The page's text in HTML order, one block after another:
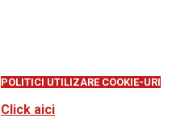
POLITICI UTILIZARE COOKIE-URI
Click aici